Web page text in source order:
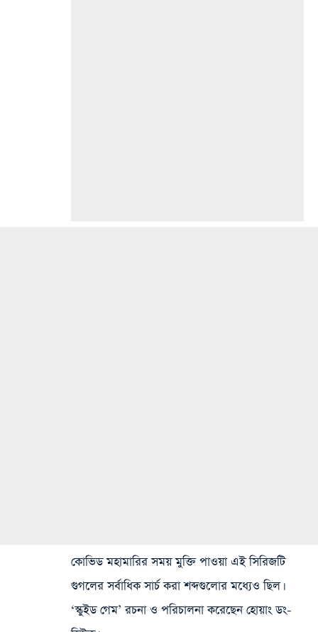
কোভিড মহামারির সময় মুক্তি পাওয়া এই সিরিজটি
গুগলের সর্বাধিক সার্চ করা শব্দগুলোর মধ্যেও ছিল।
‘স্কুইড গেম’ রচনা ও পরিচালনা করেছেন হোয়াং ডং-